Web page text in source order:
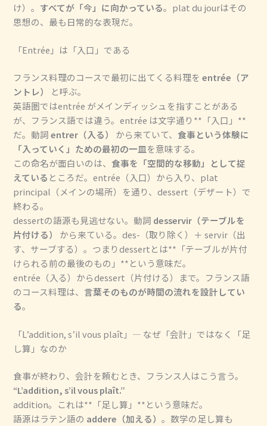
け）。 すべてが「今」に向かっている。plat du jourはその
思想の、最も日常的な表現だ。
「Entrée」は「入口」である
フランス料理のコースで最初に出てくる料理をentrée（ア
ントレ）
と呼ぶ。
英語圏ではentrée がメインディッシュを指すことがある
が、フランス語では違う。entrée は文字通り**「入口」**
だ。動詞entrer（入る） から来ていて、食事という体験に
「入っていく」ための最初の一皿を意味する。
この命名が面白いのは、食事を「空間的な移動」として捉
えている ところだ。entrée（入口）から入り、plat
principal（メインの場所）を通り、dessert（デザート）で
終わる。
dessertの語源も見逃せない。動詞 desservir（テーブルを
片付ける）
から来ている。des-（取り除く）＋ servir（出
す、サーブする）。つまりdessertとは**「テーブルが片付
けられる前の最後のもの」**という意味だ。
entrée（入る）からdessert（片付ける）まで。フランス語
のコース料理は、言葉そのものが時間の流れを設計してい
る。
「L’addition, s’il vous plaît」― なぜ「会計」ではなく「足
し算」なのか
食事が終わり、会計を頼むとき、フランス人はこう言う。
“L’addition, s’il vous plaît.”
addition。これは**「足し算」**という意味だ。
語源はラテン語の addere（加える）。数学の足し算も